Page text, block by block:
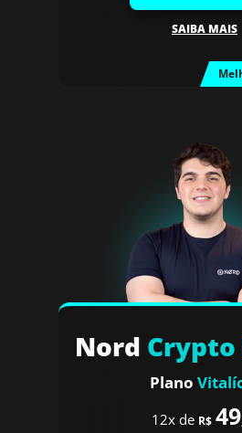
SAIBA MAIS
Nord
Plano
12x de R$ 49